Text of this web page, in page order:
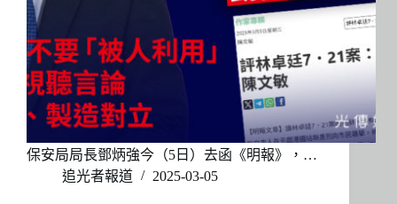
保安局局長鄧炳強今（5日）去函《明報》，…
追光者報道
2025-03-05